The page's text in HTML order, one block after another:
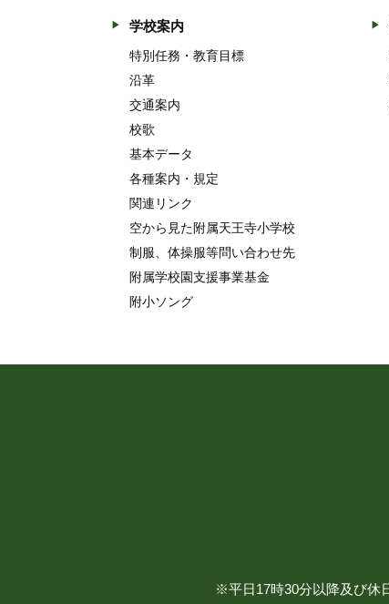
学校案内
特別任務・教育目標
沿革
交通案内
校歌
基本データ
各種案内・規定
関連リンク
空から見た附属天王寺小学校
制服、体操服等問い合わせ先
附属学校園支援事業基金
附小ソング
※平日17時30分以降及び休